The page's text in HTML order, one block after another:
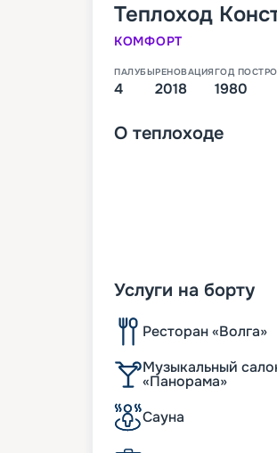
Теплоход
КОМФОРТ
ПАЛУБЫ
4
РЕНОВАЦИЯ
2018
ГОД
1980
О теплоходе
Услуги на борту
Ресторан «Волга»
Музыкальный
«Панорама»
Сауна